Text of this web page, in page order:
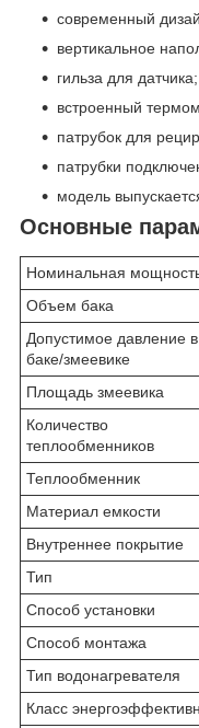
современный
вертикальное
гильза для датчика;
встроенный
патрубок для
патрубки
модель
Основные
Номинальная
Объем бака
Допустимое давление в
баке/змеевике
Площадь змеевика
Количество
теплообменников
Теплообменник
Материал емкости
Внутреннее покрытие
Тип
Способ установки
Способ монтажа
Тип водонагревателя
Класс